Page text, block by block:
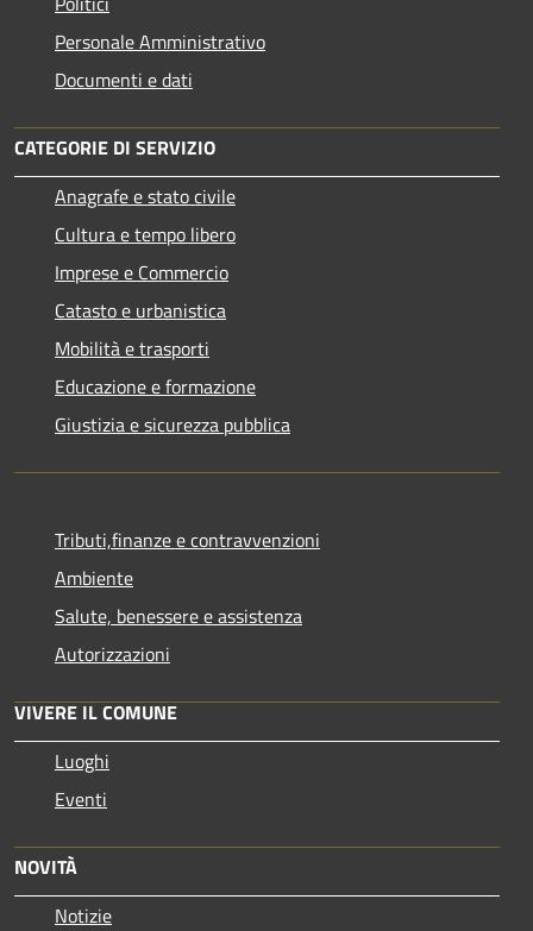
Personale Amministrativo
Documenti e dati
CATEGORIE DI SERVIZIO
Anagrafe e stato civile
Cultura e tempo libero
Imprese e Commercio
Catasto e urbanistica
Mobilità e trasporti
Educazione e formazione
Giustizia e sicurezza pubblica
Tributi,finanze e contravvenzioni
Ambiente
Salute, benessere e assistenza
Autorizzazioni
VIVERE IL COMUNE
Luoghi
Eventi
NOVITÀ
Notizie